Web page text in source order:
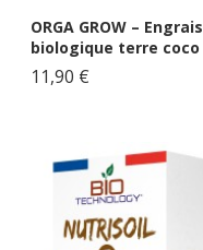
ORGA GROW –
biologique terre
11,90 €